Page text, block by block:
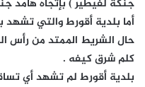
جنكة لفيطير ) بإتجاه هامد
أما بلدية أقورط والتي
كلم شرق كيفه .
بلدية أقورط لم تشهد أي